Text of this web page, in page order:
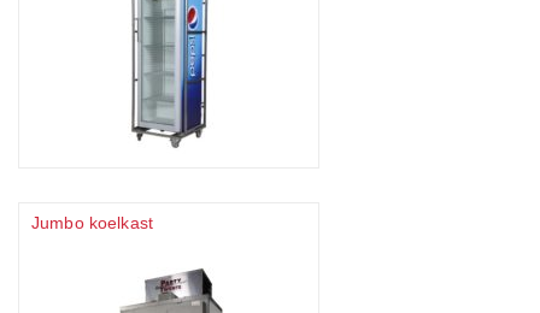
Jumbo koelkast